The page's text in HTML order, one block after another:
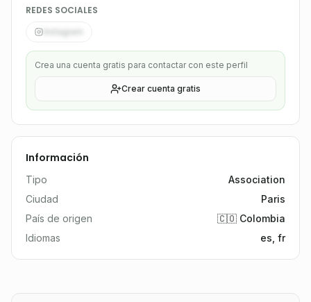
REDES SOCIALES
Crea una cuenta gratis para contactar con este perfil
Crear cuenta gratis
Información
Tipo
Association
Ciudad
Paris
País de origen
🇨🇴 Colombia
Idiomas
es, fr